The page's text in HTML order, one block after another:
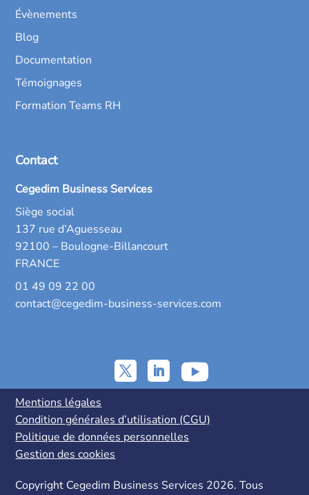
Évènements
Blog
Documentation
Témoignages
Formation Teams RH
Contact
Cegedim Business Services
Siège social
137 rue d’Aguesseau
92100 – Boulogne-Billancourt
FRANCE
01 49 09 22 00
contact@cegedim-business-services.com
Mentions légales
Condition générales d’utilisation (CGU)
Politique de données personnelles
Gestion des cookies
Copyright Cegedim Business Services 2026. Tous